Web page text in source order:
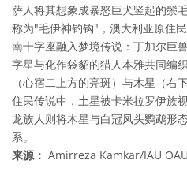
萨人将其想象成暴怒巨犬竖起的鬃
称为"毛伊神钓钩"，澳大利亚原住
南十字座融入梦境传说：丁加尔巨
字星与化作袋貂的猎人本雅共同编
（心宿二上方的亮斑）与木星（右
住民传说中，土星被卡米拉罗伊族
龙族人则将木星与白冠凤头鹦鹉形
系。
来源： Amirreza Kamkar/IAU OAU